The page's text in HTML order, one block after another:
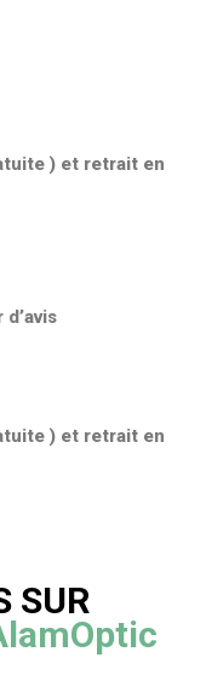
) et retrait en
) et retrait en
SUR